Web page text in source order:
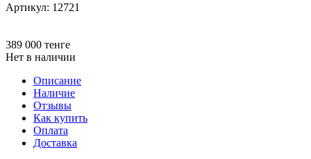
Артикул: 12721
389 000 тенге
Нет в наличии
Описание
Наличие
Отзывы
Как купить
Оплата
Доставка